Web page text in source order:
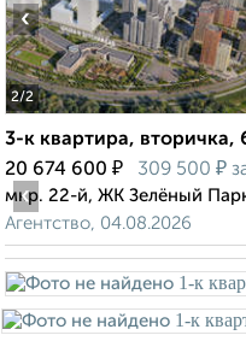
2/2
‹
3-к квартира, вторичка,
20 674 600 ₽ 309 500 ₽
мкр. 22-й, ЖК Зелёный
Агентство, 04.08.2026
‹